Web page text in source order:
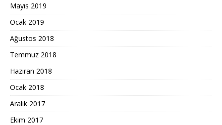
Mayıs 2019
Ocak 2019
Ağustos 2018
Temmuz 2018
Haziran 2018
Ocak 2018
Aralık 2017
Ekim 2017